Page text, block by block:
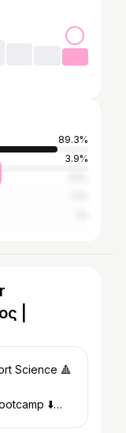
89.3%
3.9%
|
Science 🔺